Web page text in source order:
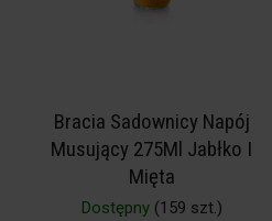
Bracia Sadownicy Napój
Musujący 275Ml Jabłko I
Mięta
Dostępny(159 szt.)